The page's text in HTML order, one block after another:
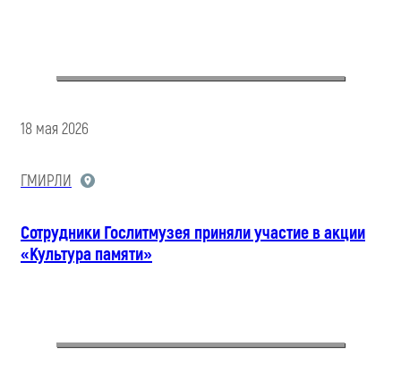
18 мая 2026
ГМИРЛИ
Сотрудники Гослитмузея приняли участие в акции
«Культура памяти»